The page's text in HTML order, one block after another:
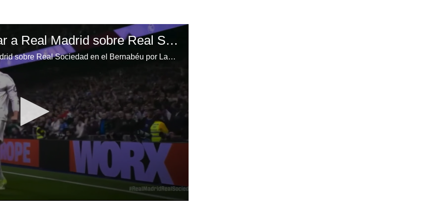
Gonzalo pone a ganar a Real Madrid sobre Real Sociedad en el Bernabéu
Gonzalo pone a ganar a Real Madrid sobre Real Sociedad en el Bernabéu por LaLiga